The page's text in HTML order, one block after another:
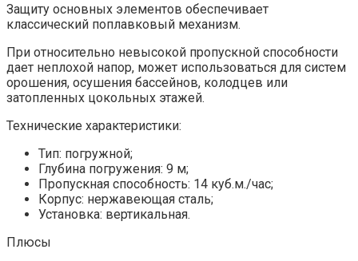
Защиту основных элементов обеспечивает
классический поплавковый механизм.
При относительно невысокой пропускной способности
дает неплохой напор, может использоваться для систем
орошения, осушения бассейнов, колодцев или
затопленных цокольных этажей.
Технические характеристики:
Тип: погружной;
Глубина погружения: 9 м;
Пропускная способность: 14 куб.м./час;
Корпус: нержавеющая сталь;
Установка: вертикальная.
Плюсы